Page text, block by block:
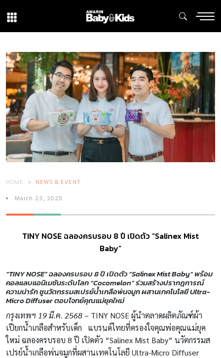
HOME NEWS & EVENT
March 23, 2025
TINY NOSE ฉลองครบรอบ 8 ปี เปิดตัว “Salinex Mist
Baby”
“TINY NOSE” ฉลองครบรอบ 8 ปี เปิดตัว “Salinex Mist Baby”พร้อม
คอลแลบแอนิเมชันระดับโลก “Cocomelon” ร่วมสร้างปรากฎการณ์
ความน่ารักชูนวัตกรรมสเปรย์น้ำเกลือพ่นจมูก ผสานเทคโนโลยี Ultra-
Micro Diffuser ตอบโจทย์คุณแม่ยุคใหม่
กรุงเทพฯ 19 มี.ค. 2568– TINY NOSE ผู้นำตลาดผลิตภัณฑ์ผ้า
เปียกน้ำเกลือสำหรับเด็ก แบรนด์ไทยที่ครองใจคุณพ่อคุณแม่ยุค
ใหม่ ฉลองครบรอบ 8 ปี เปิดตัว “Salinex Mist Baby” นวัตกรรมส
เปรย์น้ำเกลือพ่นจมูกที่ผสานเทคโนโลยี Ultra-Micro Diffuser